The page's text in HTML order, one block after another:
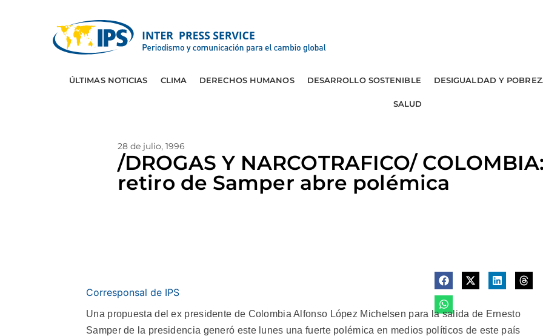
ÚLTIMAS NOTICIAS CLIMA DERECHOS HUMANOS DESARROLLO SOSTENIBLE DESIGUALDAD Y
SALUD
28 de julio, 1996
/DROGAS Y NARCOTRAFICO/
retiro de Samper abre polémica
Corresponsal de IPS
Una propuesta del ex presidente de Colombia Alfonso López Michelsen para la salida de Ernesto
Samper de la presidencia generó este lunes una fuerte polémica en medios políticos de este país